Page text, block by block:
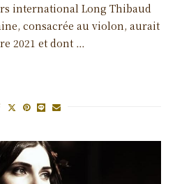
international Long Thibaud
consacrée au violon, aurait
2021 et dont …